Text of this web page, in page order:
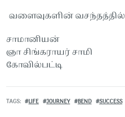
வளைவுகளின் வசந்தத்தில்
சாமானியன்
ஞா சிங்கராயர் சாமி
கோவில்பட்டி
TAGS LIFE JOURNEY BEND SUCCESS